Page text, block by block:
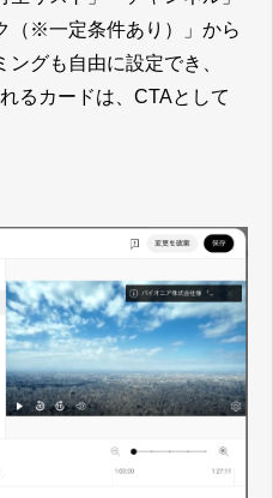
（※一定条件あり）」から
グも自由に設定でき、
るカードは、CTAとして